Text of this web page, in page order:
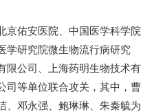
佑安医院、中国医学科学院
学研究院微生物流行病研究
限公司、上海药明生物技术有
司等单位联合攻关，其中，曹
、邓永强、鲍琳琳、朱秦毓为